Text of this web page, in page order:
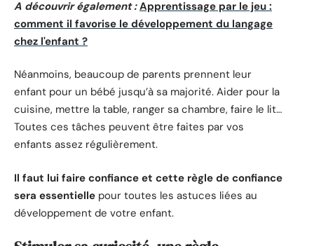
A découvrir également : Apprentissage par le jeu :
comment il favorise le développement du langage
chez l'enfant ?
Néanmoins, beaucoup de parents prennent leur
enfant pour un bébé jusqu’à sa majorité. Aider pour la
cuisine, mettre la table, ranger sa chambre, faire le lit…
Toutes ces tâches peuvent être faites par vos
enfants assez régulièrement.
Il faut lui faire confiance et cette règle de confiance
sera essentielle pour toutes les astuces liées au
développement de votre enfant.